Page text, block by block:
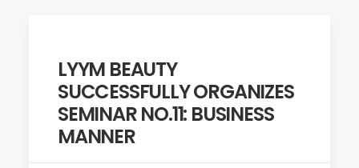
LYYM BEAUTY
SUCCESSFULLY ORGANIZES
SEMINAR NO.11: BUSINESS
MANNER